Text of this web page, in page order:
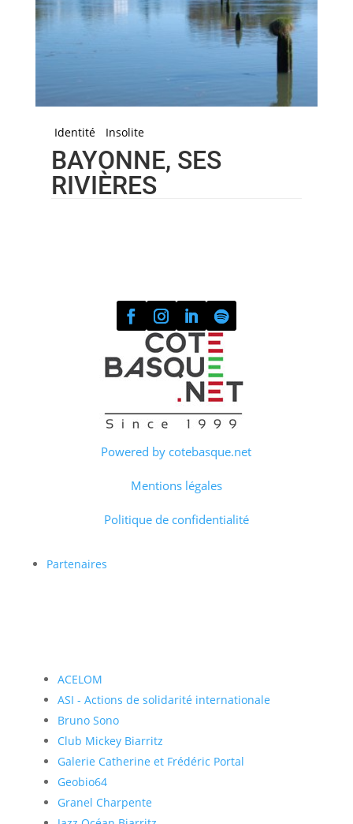
Identité Insolite
BAYONNE, SES
RIVIÈRES
Powered by cotebasque.net
Mentions légales
Politique de confidentialité
Partenaires
ACELOM
ASI - Actions de solidarité internationale
Bruno Sono
Club Mickey Biarritz
Galerie Catherine et Frédéric Portal
Geobio64
Granel Charpente